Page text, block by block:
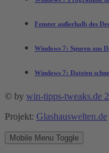
Fenster außerhalb des
Windows 7: Spuren aus
Windows 7: Dateien
© by win-tipps-tweaks.de
Projekt: Glashauswelten.de
Mobile Menu Toggle